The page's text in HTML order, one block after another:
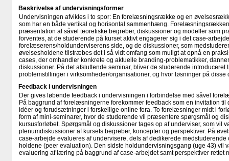
Beskrivelse af undervisningsformer
Undervisningen afvikles i to spor: En forelæsningsrække og en
som har en både vertikal og horisontal sammenhæng.
præsentation af såvel teoretiske begreber, diskussioner og modeller som
forventes, at de studerende på kurset aktivt engagerer sig i det case-
forelæserens/​​holdunderviserens side, og de diskussioner, som
øvelsesholdene tilstræbes det i så vidt omfang som muligt at opnå en
cases, der omhandler konkrete og aktuelle branding-problematikker,
diskussioner. På det afsluttende seminar, bliver de studerende introduceret
problemstillinger i virksomheder/​​organisationer, og hvor løsninger på disse
Feedback i undervisningen
Der gives løbende feedback i undervisningen i forbindelse med såvel
På baggrund af forelæsningerne forekommer feedback som en invitation til
idéer og forudsætninger i forskellige online fora. To forelæsninger midt i
form af mini-seminarer, hvor de studerende vil præsentere spørgsmål og
kursusforløbet. Spørgsmål og diskussioner tages op af underviser, som vil
plenumdiskussioner af kursets begreber, koncepter og perspektiver. På
case-arbejde evalueres af undervisere, dels af dedikerede
holdene (peer evaluation). Den sidste holdundervisningsgang (uge 43)
evaluering af læring på baggrund af case-arbejdet samt perspektiver rettet